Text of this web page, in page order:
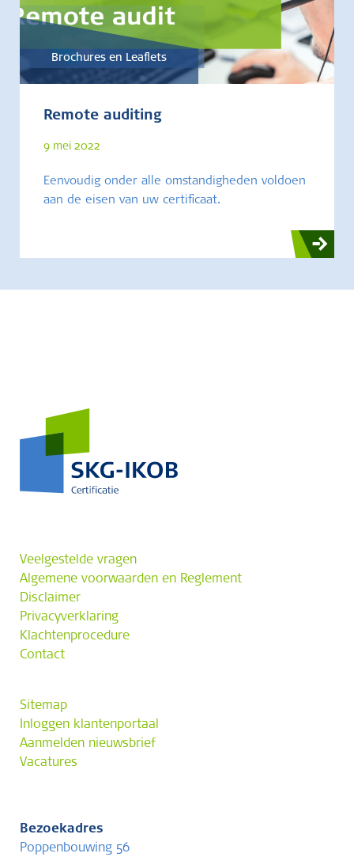
Brochures en Leaflets
Remote auditing
9 mei 2022
Eenvoudig onder alle omstandigheden voldoen
aan de eisen van uw certificaat.
Veelgestelde vragen
Algemene voorwaarden en Reglement
Disclaimer
Privacyverklaring
Klachtenprocedure
Contact
Sitemap
Inloggen klantenportaal
Aanmelden nieuwsbrief
Vacatures
Bezoekadres
Poppenbouwing 56